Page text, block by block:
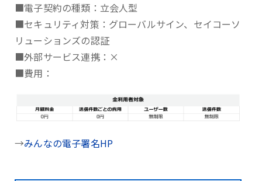
■電子契約の種類：立会人型
■セキュリティ対策：グローバルサイン、セイコーソ
リューションズの認証
■外部サービス連携：×
■費用：
→みんなの電子署名HP